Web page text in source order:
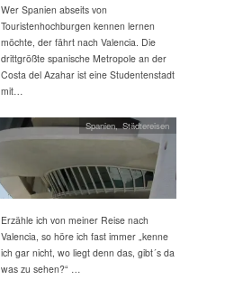
Wer Spanien abseits von
Touristenhochburgen kennen lernen
möchte, der fährt nach Valencia. Die
drittgrößte spanische Metropole an der
Costa del Azahar ist eine Studentenstadt
mit…
Spanien,Städtereisen
Erzähle ich von meiner Reise nach
Valencia, so höre ich fast immer „kenne
ich gar nicht, wo liegt denn das, gibt´s da
was zu sehen?“ …